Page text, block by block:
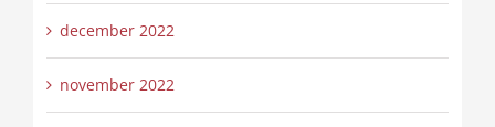
december 2022
november 2022